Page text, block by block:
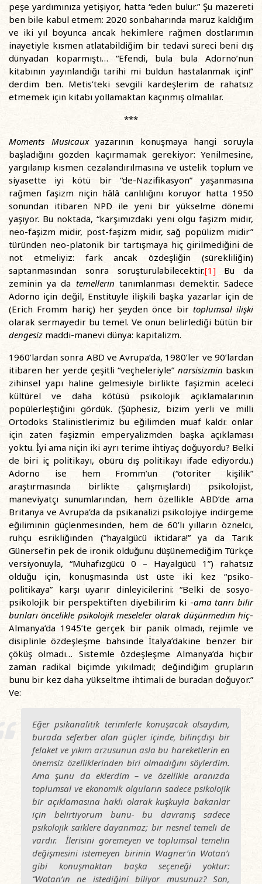
peşe yardımınıza yetişiyor, hatta “eden bulur.” Şu mazereti
ben bile kabul etmem: 2020 sonbaharında maruz kaldığım
ve iki yıl boyunca ancak hekimlere rağmen dostlarımın
inayetiyle kısmen atlatabildiğim bir tedavi süreci beni dış
dünyadan koparmıştı… “Efendi, bula bula Adorno’nun
kitabının yayınlandığı tarihi mi buldun hastalanmak için!”
derdim ben. Metis’teki sevgili kardeşlerim de rahatsız
etmemek için kitabı yollamaktan kaçınmış olmalılar.
***
Moments Musicauxyazarının konuşmaya hangi soruyla
başladığını gözden kaçırmamak gerekiyor: Yenilmesine,
yargılanıp kısmen cezalandırılmasına ve üstelik toplum ve
siyasette iyi kötü bir “de-Nazifikasyon” yaşanmasına
rağmen faşizm niçin hâlâ canlılığını koruyor hatta 1950
sonundan itibaren NPD ile yeni bir yükselme dönemi
yaşıyor. Bu noktada, “karşımızdaki yeni olgu faşizm midir,
neo-faşizm midir, post-faşizm midir, sağ popülizm midir”
türünden neo-platonik bir tartışmaya hiç girilmediğini de
not etmeliyiz: fark ancak özdeşliğin (sürekliliğin)
saptanmasından sonra soruşturulabilecektir.[1]Bu da
zeminin ya da temellerin tanımlanması demektir. Sadece
Adorno için değil, Enstitüyle ilişkili başka yazarlar için de
(Erich Fromm hariç) her şeyden önce bir toplumsal ilişki
olarak sermayedir bu temel. Ve onun belirlediği bütün bir
dengesiz maddi-manevi dünya: kapitalizm.
1960’lardan sonra ABD ve Avrupa’da, 1980’ler ve 90’lardan
itibaren her yerde çeşitli “veçheleriyle” narsisizmin baskın
zihinsel yapı haline gelmesiyle birlikte faşizmin aceleci
kültürel ve daha kötüsü psikolojik açıklamalarının
popülerleştiğini gördük. (Şüphesiz, bizim yerli ve milli
Ortodoks Stalinistlerimiz bu eğilimden muaf kaldı: onlar
için zaten faşizmin emperyalizmden başka açıklaması
yoktu. İyi ama niçin iki ayrı terime ihtiyaç doğuyordu? Belki
de biri iç politikayı, öbürü dış politikayı ifade ediyordu.)
Adorno ise hem Fromm’un (“otoriter kişilik”
araştırmasında birlikte çalışmışlardı) psikolojist,
maneviyatçı sunumlarından, hem özellikle ABD’de ama
Britanya ve Avrupa’da da psikanalizi psikolojiye indirgeme
eğiliminin güçlenmesinden, hem de 60’lı yılların öznelci,
ruhçu esrikliğinden (“hayalgücü iktidara!” ya da Tarık
Günersel’in pek de ironik olduğunu düşünemediğim Türkçe
versiyonuyla, “Muhafızgücü 0 – Hayalgücü 1”) rahatsız
olduğu için, konuşmasında üst üste iki kez “psiko-
politikaya” karşı uyarır dinleyicilerini: “Belki de sosyo-
psikolojik bir perspektiften diyebilirim ki -ama tanrı bilir
bunları öncelikle psikolojik meseleler olarak düşünmedim hiç-
Almanya’da 1945’te gerçek bir panik olmadı, rejimle ve
disiplinle özdeşleşme bahsinde İtalya’dakine benzer bir
çöküş olmadı… Sistemle özdeşleşme Almanya’da hiçbir
zaman radikal biçimde yıkılmadı; değindiğim grupların
bunu bir kez daha yükseltme ihtimali de buradan doğuyor.”
Ve:
Eğer psikanalitik terimlerle konuşacak olsaydım,
burada seferber olan güçler içinde, bilinçdışı bir
felaket ve yıkım arzusunun asla bu hareketlerin en
önemsiz özelliklerinden biri olmadığını söylerdim.
Ama şunu da eklerdim – ve özellikle aranızda
toplumsal ve ekonomik olguların sadece psikolojik
bir açıklamasına haklı olarak kuşkuyla bakanlar
için belirtiyorum bunu- bu davranış sadece
psikolojik saiklere dayanmaz; bir nesneltemeli de
vardır. İlerisini göremeyen ve toplumsal temelin
değişmesini istemeyen birinin Wagner’in Wotan’ı
gibi konuşmaktan başka seçeneği yoktur:
“Wotan’ın ne istediğini biliyor musunuz? Son,